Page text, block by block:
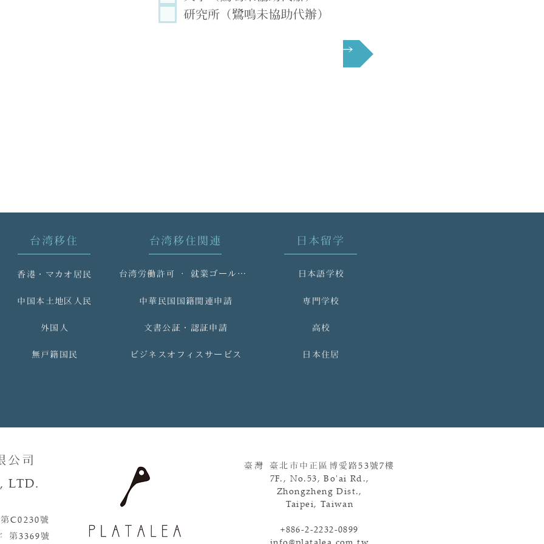
研究所（鷺鳴未協助代辦）
下一頁 →
台湾移住
香港・マカオ居民
中国本土地区人民
外国人
無戸籍国民
台湾移住関連
台湾労働許可 ‧ 就業ゴールドカード
中華民国国籍関連申請
文書公証・認証申請
ビジネスオフィスサービス
日本留学
日本語学校
専門学校
高校
日本住居
公司
LTD.
C0230號​​
第3369號
臺灣 臺北市中正區博愛路53號7樓
7F., No.53, Bo'ai Rd.,
Zhongzheng Dist.,
Taipei, Taiwan
+886-2-2232-0899